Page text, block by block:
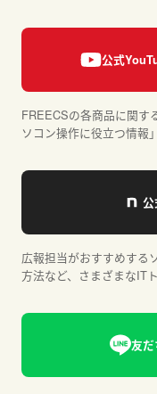
FREECSの各商品に関す
ソコン操作に役立つ情報
広報担当がおすすめする
方法など、さまざまなIT